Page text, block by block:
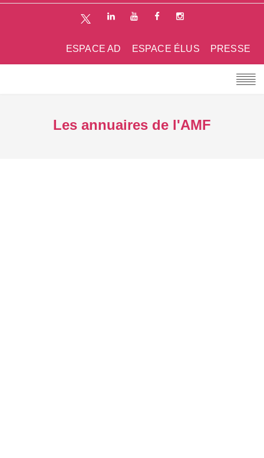
PRESSE
ESPACE ÉLUS
ESPACE AD
Les annuaires de l'AMF